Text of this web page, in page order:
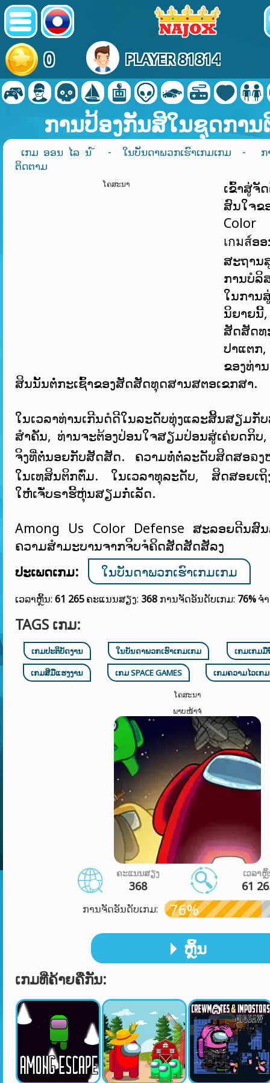
0 PLAYER 81814
ການປ້ອງກັນສີໃນຊຸດກາ
ເກມ ອອນ ໄລ ນ ໌ - ໃນບັນດາພວກເຮົາເກມເກມ
- ກາ
ຕິດຕາມ
ໂຄສະນາ
ເຂົ້າສູ່ຈັ
ສົນໃຈ
เกมส์ອ
ສະຖານ
ການບໍລິ
ໃນການ
ນິຍາຍ
ສັດສັດທ
ປາແຕ
ຂອງທ່າ
ສິນນັ້ນຕໍ່ກະເຊົ້າຂອງສັດສັດທຸດສານສຕອເຂກສາ.
ໃນເວລາທ່ານເກີນດໍດີໃນລະດັບທຸ່ງແລະສິ້ນສຽມກັ
ສໍາຄັນ, ທ່ານຈະຕ້ອງປ່ອນໃຈສຽມປ່ອນສູ່ເຄ່ຍດກິບ
ຈິງທີ່ຕໍ່ນອຍກັບສັດສັດ. ຄວາມທໍ່ຕໍ່ລະດັບສິດສອຉ
ໃນເທສິນຕິກຕົ່ມ. ໃນເວລາທຸລະດັບ, ສິດສອຍເຖິ
ໃຫໍ່ເຈັ່ບຣາຮີ້ຫຸ່ນສຽມກໍ່ເລັດ.
Among Us Color Defense ສະລອຍດີນສົ
ຄວາມສໍາມະບານຈາກຈິບຈໍຄິດສັດສັດສັລງ
ປະເພດເກມ:
ໃນບັນດາພວກເຮົາເກມເກມ
ເວລາຫຼິ້ນ: 61 265ຄະແນນສຽງ: 368 ການຈັດອັນດັບເກມ: 76%ຈ
TAGS ເກມ:
ເກມປະຕິບັດງານ ໃນບັນດາພວກເຮົາເກມເກມ
ເກມເກມມື
ເກມສີມືແຮງງານ
ເກມ SPACE GAMES ເກມຄວາມໄວເກມ
ໂຄສະນາ
ພາບໜ້າຈໍ
ຄະແນນສຽງ
368
ເວລາ
61
ການຈັດອັນດັບເກມ: 76%
ຫຼິ້ນ
ເກມທີ່ຄ້າຍຄືກັນ: